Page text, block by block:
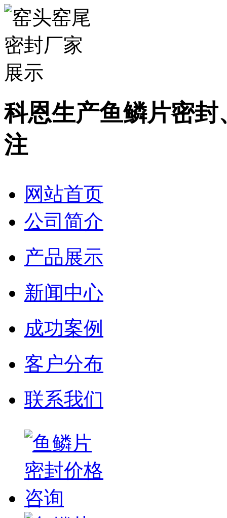
科恩生产鱼鳞片密
注
网站首页
公司简介
产品展示
新闻中心
成功案例
客户分布
联系我们